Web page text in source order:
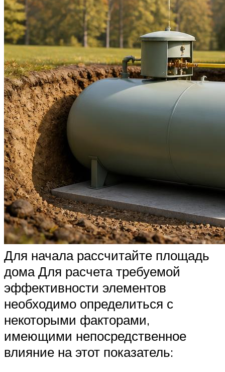
Для начала рассчитайте площадь
дома Для расчета требуемой
эффективности элементов
необходимо определиться с
некоторыми факторами,
имеющими непосредственное
влияние на этот показатель: